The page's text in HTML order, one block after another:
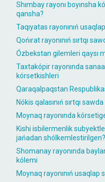
Shımbay rayonı boyınsha
qansha?
Taqıyatas rayonınıń
Qońırat rayonınıń sırtqı
Ózbekstan gilemleri qaysı
Taxtakópir rayonında
kórsetkishleri
Qaraqalpaqstan
Nókis qalasınıń sırtqı sawda
Moynaq rayonında
Kishi isbilermenlik
jańadan shólkemlestirilgen?
Shomanay rayonında
kólemi
Moynaq rayonınıń usaqlap